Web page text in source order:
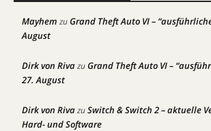
Mayhem zuGrand Theft Auto VI –
August
Dirk von RivazuGrand Theft Auto VI –
27. August
Dirk von RivazuSwitch & Switch 2 – aktuelle
Hard- und Software